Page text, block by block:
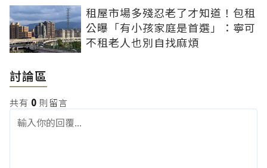
租屋市場多殘忍老了才知道！包租
公曝「有小孩家庭是首選」：寧可
不租老人也別自找麻煩
討論區
共有 0 則留言